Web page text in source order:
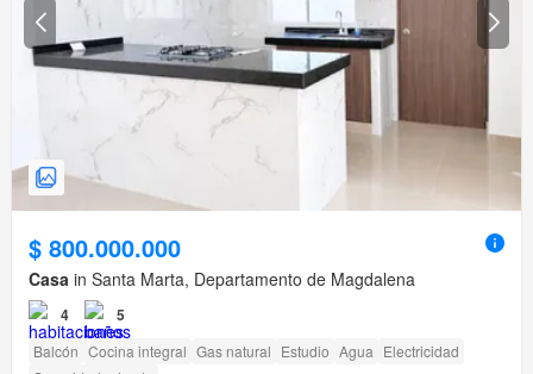
$ 800.000.000
Casa in Santa Marta, Departamento de Magdalena
4 5
Balcón Cocina integral Gas natural Estudio Agua Electricidad